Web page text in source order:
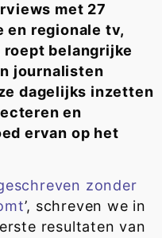
met 27
en regionale tv,
roept belangrijke
journalisten
dagelijks inzetten
en
ervan op het
zonder
’, schreven we in
resultaten van